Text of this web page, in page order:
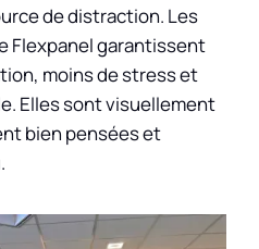
de distraction. Les
Flexpanel garantissent
moins de stress et
Elles sont visuellement
bien pensées et